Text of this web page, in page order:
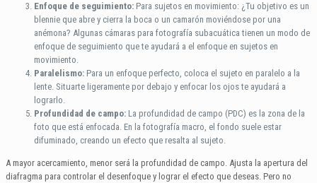
Enfoque de seguimiento: Para sujetos en movimiento: ¿Tu objetivo es un
blennie que abre y cierra la boca o un camarón moviéndose por una
anémona? Algunas cámaras para fotografía subacuática tienen un modo de
enfoque de seguimiento que te ayudará a el enfoque en sujetos en
movimiento.
Paralelismo: Para un enfoque perfecto, coloca el sujeto en paralelo a la
lente. Situarte ligeramente por debajo y enfocar los ojos te ayudará a
lograrlo.
Profundidad de campo: La profundidad de campo (PDC) es la zona de la
foto que está enfocada. En la fotografía macro, el fondo suele estar
difuminado, creando un efecto que resalta al sujeto.
A mayor acercamiento, menor será la profundidad de campo. Ajusta la apertura del
diafragma para controlar el desenfoque y lograr el efecto que deseas. Pero no